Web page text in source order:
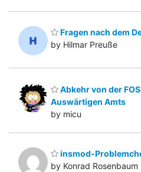
Fragen nach dem
by Hilmar Preuße
Abkehr von der
Auswärtigen Amts
by micu
insmod-
by Konrad Rosenbaum